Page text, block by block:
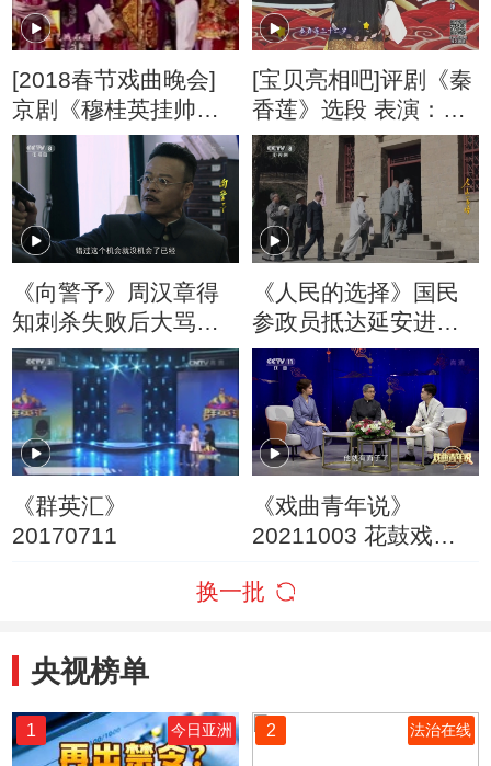
[2018春节戏曲晚会]
京剧《穆桂英挂帅》
表演：张馨月 马佳等
（精编版）
[宝贝亮相吧]评剧《秦
香莲》选段 表演：马
尚
《向警予》周汉章得
知刺杀失败后大骂李
志国
《人民的选择》国民
参政员抵达延安进行
参观
《群英汇》
20170711
《戏曲青年说》
20211003 花鼓戏
换一批
央视榜单
1 今日亚洲 2 法治在线